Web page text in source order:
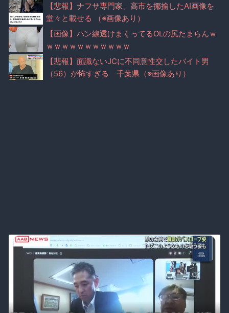
【悲報】ナフサ専門家、高市を揶揄したAI画像を
堂々と載せる （※画像あり）
【画像】パン線透けまくってるOLの尻たまらんｗ
ｗｗｗｗｗｗｗｗｗｗｗ
【悲報】面識ないJCに不同意性交したバイト男
（56）が怖すぎる 千葉県（※画像あり）